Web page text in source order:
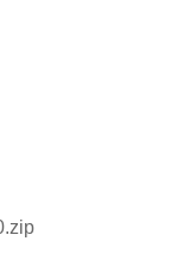
.zip